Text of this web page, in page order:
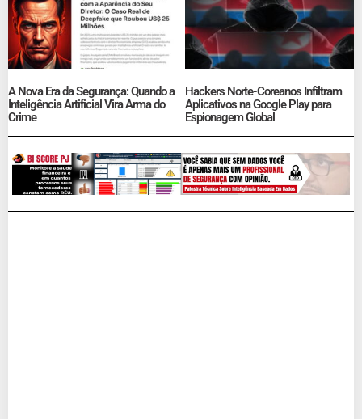
A Nova Era da Segurança: Quando a
Inteligência Artificial Vira Arma do
Crime
Hackers Norte-Coreanos Infiltram
Aplicativos na Google Play para
Espionagem Global